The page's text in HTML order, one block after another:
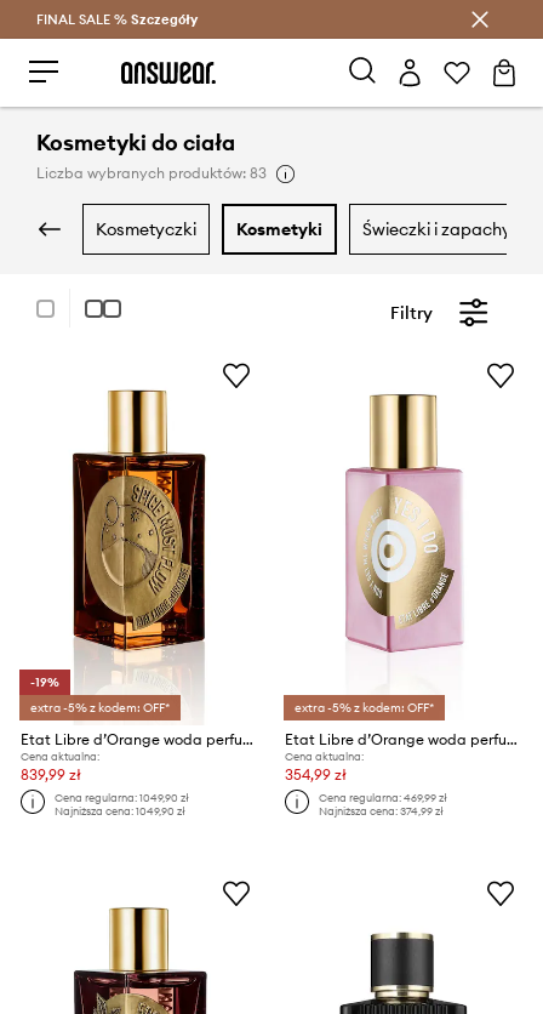
Oszczędzaj z Answear Club >
FINAL SALE % Szczegóły
Kosmetyki do ciała
Liczba wybranych produktów: 83
kosmetyczki kosmetyki świeczki i zapachy
Filtry
-19%
extra -5% z kodem: OFF*
Etat Libre d’Orange woda perfumowana EdP Nat. Spray 100 ml
Cena aktualna:
839,99 zł
Cena regularna:1049,90 zł
Najniższa cena:1049,90 zł
extra -5% z kodem: OFF*
Etat Libre d’Orange woda perfumowana EdP Nat. Spray 50 ml
Cena aktualna:
354,99 zł
Cena regularna:469,99 zł
Najniższa cena:374,99 zł